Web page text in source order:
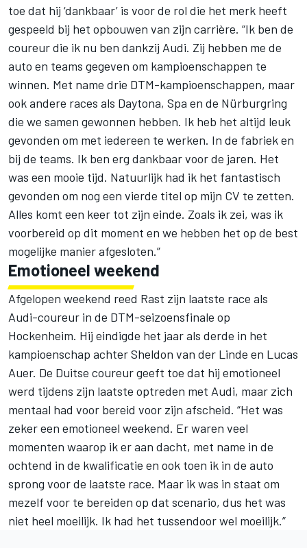
toe dat hij ‘dankbaar’ is voor de rol die het merk heeft
gespeeld bij het opbouwen van zijn carrière. “Ik ben de
coureur die ik nu ben dankzij Audi. Zij hebben me de
auto en teams gegeven om kampioenschappen te
winnen. Met name drie DTM-kampioenschappen, maar
ook andere races als Daytona, Spa en de Nürburgring
die we samen gewonnen hebben. Ik heb het altijd leuk
gevonden om met iedereen te werken. In de fabriek en
bij de teams. Ik ben erg dankbaar voor de jaren. Het
was een mooie tijd. Natuurlijk had ik het fantastisch
gevonden om nog een vierde titel op mijn CV te zetten.
Alles komt een keer tot zijn einde. Zoals ik zei, was ik
voorbereid op dit moment en we hebben het op de best
mogelijke manier afgesloten.”
Emotioneel weekend
Afgelopen weekend reed Rast zijn laatste race als
Audi-coureur in de DTM-seizoensfinale op
Hockenheim. Hij eindigde het jaar als derde in het
kampioenschap achter Sheldon van der Linde en Lucas
Auer. De Duitse coureur geeft toe dat hij emotioneel
werd tijdens zijn laatste optreden met Audi, maar zich
mentaal had voor bereid voor zijn afscheid. “Het was
zeker een emotioneel weekend. Er waren veel
momenten waarop ik er aan dacht, met name in de
ochtend in de kwalificatie en ook toen ik in de auto
sprong voor de laatste race. Maar ik was in staat om
mezelf voor te bereiden op dat scenario, dus het was
niet heel moeilijk. Ik had het tussendoor wel moeilijk.”